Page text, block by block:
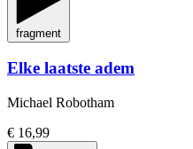
fragment
Elke laatste adem
Michael Robotham
€ 16,99